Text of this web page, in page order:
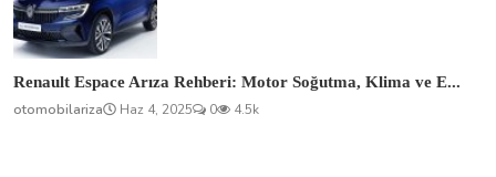
Renault Espace Arıza Rehberi: Motor Soğutma, Klima ve E...
otomobilariza
Haz 4, 2025 0 4.5k